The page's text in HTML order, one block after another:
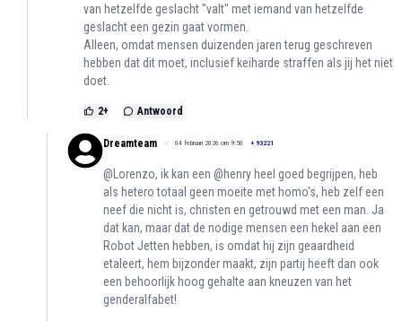
van hetzelfde geslacht "valt" met iemand van hetzelfde
geslacht een gezin gaat vormen.
Alleen, omdat mensen duizenden jaren terug geschreven
hebben dat dit moet, inclusief keiharde straffen als jij het niet
doet.
2+ Antwoord
Dreamteam 04 februari 2026 om 9:50 + 93221
@Lorenzo, ik kan een @henry heel goed begrijpen, heb
als hetero totaal geen moeite met homo's, heb zelf een
neef die nicht is, christen en getrouwd met een man. Ja
dat kan, maar dat de nodige mensen een hekel aan een
Robot Jetten hebben, is omdat hij zijn geaardheid
etaleert, hem bijzonder maakt, zijn partij heeft dan ook
een behoorlijk hoog gehalte aan kneuzen van het
genderalfabet!